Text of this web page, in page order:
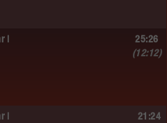
|
25:26
(12:12)
|
21:24